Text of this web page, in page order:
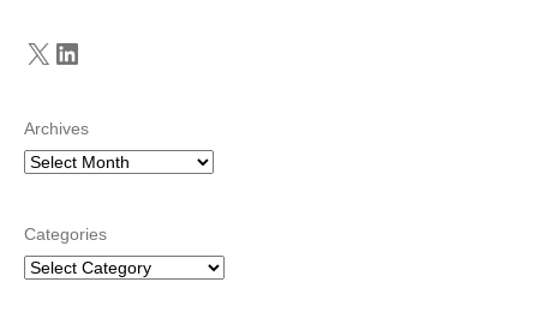
X LinkedIn
Archives
Categories